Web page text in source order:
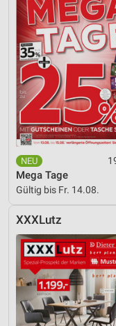
Mega Tage
Gültig bis Fr. 14.08.
XXXLutz